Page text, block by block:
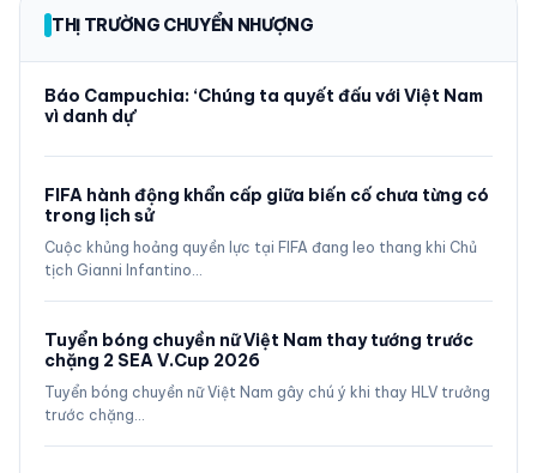
THỊ TRƯỜNG CHUYỂN NHƯỢNG
Báo Campuchia: ‘Chúng ta quyết đấu với Việt Nam
vì danh dự’
FIFA hành động khẩn cấp giữa biến cố chưa từng có
trong lịch sử
Cuộc khủng hoảng quyền lực tại FIFA đang leo thang khi Chủ
tịch Gianni Infantino…
Tuyển bóng chuyền nữ Việt Nam thay tướng trước
chặng 2 SEA V.Cup 2026
Tuyển bóng chuyền nữ Việt Nam gây chú ý khi thay HLV trưởng
trước chặng…